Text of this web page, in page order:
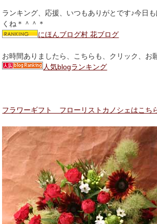
ランキング、応援、いつもありがとです♪今日
くね＊＾＾＊
にほんブログ村 花ブログ
お時間ありましたら、こちらも、クリック、お
人気blogランキング
フラワーギフト フローリストカノシェはこち